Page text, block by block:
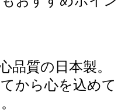
品質の日本製。
から心を込めて